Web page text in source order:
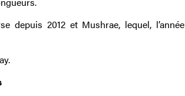
depuis 2012 et Mushrae, lequel, l’année